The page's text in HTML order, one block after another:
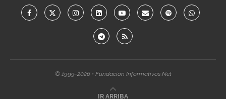
© 1999-2026 • Fundación Informativos.Net
IR ARRIBA